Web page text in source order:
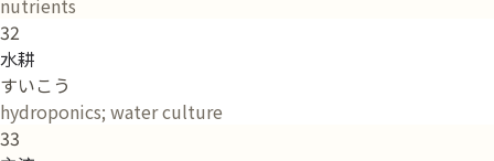
nutrients
32
水耕
すいこう
hydroponics; water culture
33